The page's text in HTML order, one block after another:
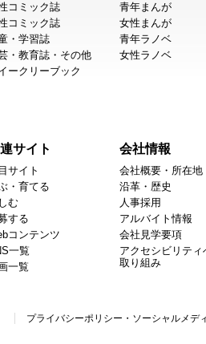
コミック誌
コミック誌
・学習誌
・教育誌・その他
ークリーブック
青年まんが
女性まんが
青年ラノベ
女性ラノベ
サイト
サイト
・育てる
む
する
コンテンツ
一覧
一覧
会社情報
会社概要・所在地
沿革・歴史
人事採用
アルバイト情報
会社見学要項
アクセシビリティ
取り組み
プライバシーポリシー・ソーシャルメデ